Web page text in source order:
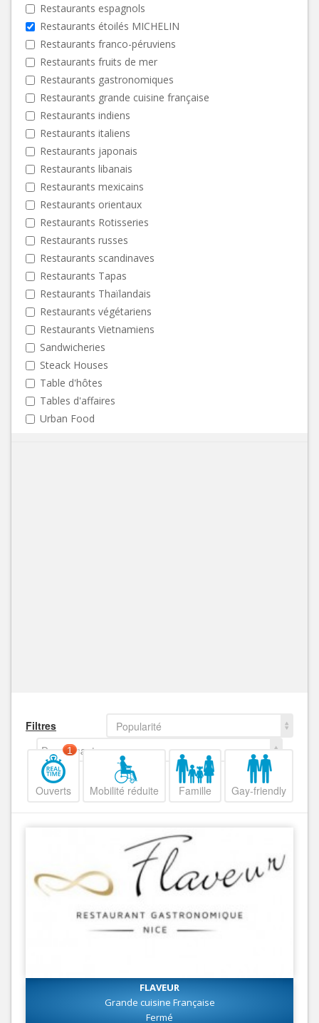
Restaurants espagnols
Restaurants étoilés MICHELIN
Restaurants franco-péruviens
Restaurants fruits de mer
Restaurants gastronomiques
Restaurants grande cuisine française
Restaurants indiens
Restaurants italiens
Restaurants japonais
Restaurants libanais
Restaurants mexicains
Restaurants orientaux
Restaurants Rotisseries
Restaurants russes
Restaurants scandinaves
Restaurants Tapas
Restaurants Thaïlandais
Restaurants végétariens
Restaurants Vietnamiens
Sandwicheries
Steack Houses
Table d'hôtes
Tables d'affaires
Urban Food
Filtres
Popularité
Decroissant
Ouverts
1
Mobilité réduite Famille Gay-friendly
FLAVEUR
Grande cuisine Française
Fermé